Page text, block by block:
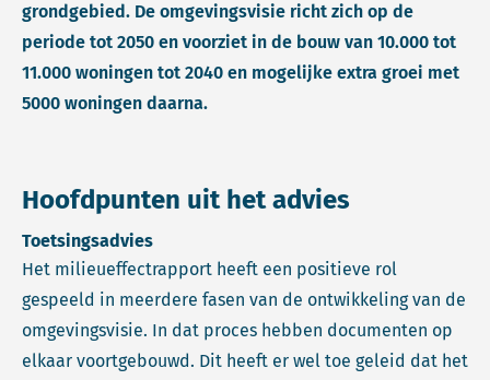
grondgebied. De omgevingsvisie richt zich op de
periode tot 2050 en voorziet in de bouw van 10.000 tot
11.000 woningen tot 2040 en mogelijke extra groei met
5000 woningen daarna.
Hoofdpunten uit het advies
Toetsingsadvies
Het milieueffectrapport heeft een positieve rol
gespeeld in meerdere fasen van de ontwikkeling van de
omgevingsvisie. In dat proces hebben documenten op
elkaar voortgebouwd. Dit heeft er wel toe geleid dat het